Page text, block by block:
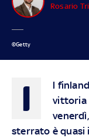
Rosario
©Getty
I
l
vittoria
sterrato è quasi